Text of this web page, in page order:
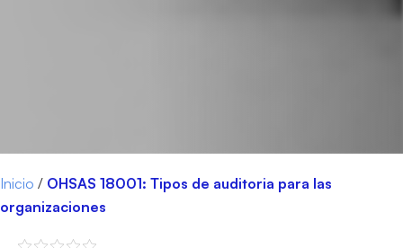
Inicio / OHSAS 18001: Tipos de auditoria para las
organizaciones